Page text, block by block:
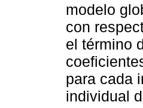
modelo
con
el término
para cada
individual